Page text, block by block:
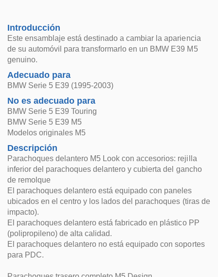
Introducción
Este ensamblaje está destinado a cambiar la apariencia
de su automóvil para transformarlo en un BMW E39 M5
genuino.
Adecuado para
BMW Serie 5 E39 (1995-2003)
No es adecuado para
BMW Serie 5 E39 Touring
BMW Serie 5 E39 M5
Modelos originales M5
Descripción
Parachoques delantero M5 Look con accesorios: rejilla
inferior del parachoques delantero y cubierta del gancho
de remolque
El parachoques delantero está equipado con paneles
ubicados en el centro y los lados del parachoques (tiras de
impacto).
El parachoques delantero está fabricado en plástico PP
(polipropileno) de alta calidad.
El parachoques delantero no está equipado con soportes
para PDC.